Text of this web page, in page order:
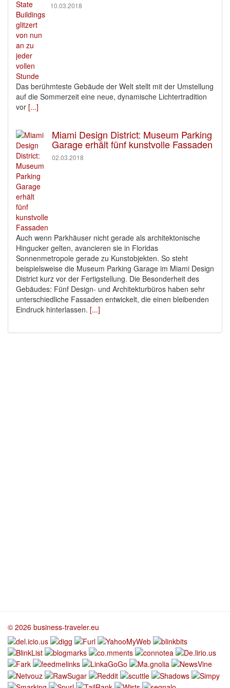
10.03.2018
Das berühmteste Gebäude der Welt stellt mit der Umstellung
auf die Sommerzeit eine neue, dynamische Lichtertradition
vor [...]
Miami Design District: Museum Parking
Garage erhält fünf kunstvolle Fassaden
02.03.2018
Auch wenn Parkhäuser nicht gerade als architektonische
Hingucker gelten, avancieren sie in Floridas
Sonnenmetropole gerade zu Kunstobjekten. So steht
beispielsweise die Museum Parking Garage im Miami Design
District kurz vor der Fertigstellung. Die Besonderheit des
Gebäudes: Fünf Design- und Architekturbüros haben sehr
unterschiedliche Fassaden entwickelt, die einen bleibenden
Eindruck hinterlassen. [...]
© 2026 business-traveler.eu